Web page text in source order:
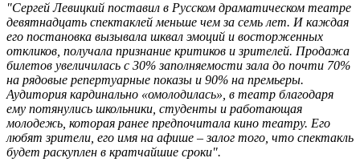
"Сергей Левицкий поставил в Русском драматическом театре
девятнадцать спектаклей меньше чем за семь лет. И каждая
его постановка вызывала шквал эмоций и восторженных
откликов, получала признание критиков и зрителей. Продажа
билетов увеличилась с 30% заполняемости зала до почти 70%
на рядовые репертуарные показы и 90% на премьеры.
Аудитория кардинально «омолодилась», в театр благодаря
ему потянулись школьники, студенты и работающая
молодежь, которая ранее предпочитала кино театру. Его
любят зрители, его имя на афише – залог того, что спектакль
будет раскуплен в кратчайшие сроки".